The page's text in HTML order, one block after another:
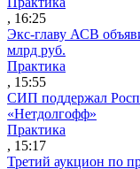
, 16:25
Экс-главу АСВ
млрд руб.
Практика
, 15:55
СИП поддержал
«Нетдолгофф»
Практика
, 15:17
Третий аукцион по